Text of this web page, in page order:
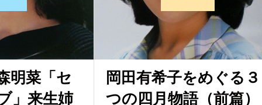
明菜「セ
」来生姉
岡田有希子をめぐる３
つの四月物語（前篇）